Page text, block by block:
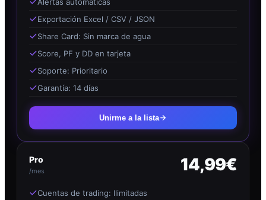
Exportación Excel / CSV / JSON
Share Card: Sin marca de agua
Score, PF y DD en tarjeta
Soporte: Prioritario
Garantía: 14 días
Unirme a la lista
Pro
/mes 14,99€
Cuentas de trading: Ilimitadas